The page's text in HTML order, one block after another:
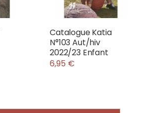
Catalogue Katia
N°103 Aut/hiv
2022/23 Enfant
6,95 €